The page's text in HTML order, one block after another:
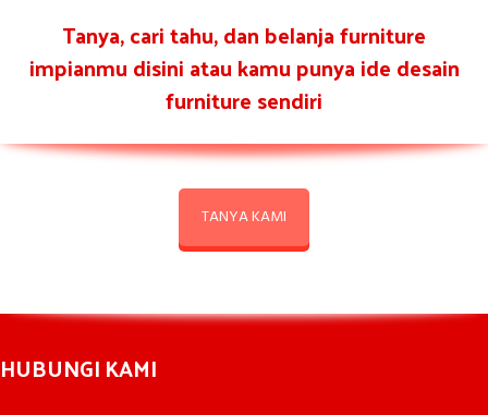
Tanya, cari tahu, dan belanja furniture
impianmu disini atau kamu punya ide desain
furniture sendiri
TANYA KAMI
HUBUNGI KAMI